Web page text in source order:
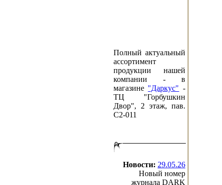
Полный актуальный
ассортимент
продукции нашей
компании - в
магазине "Даркус" -
ТЦ "Горбушкин
Двор", 2 этаж, пав.
C2-011
Новости: 29.05.26
Новый номер
журнала DARK